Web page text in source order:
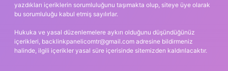
yazdıkları içeriklerin sorumluluğunu taşımakta olup, siteye üye olarak
bu sorumluluğu kabul etmiş sayılırlar.
Hukuka ve yasal düzenlemelere aykırı olduğunu düşündüğünüz
içerikleri, backlinkpanelicomtr@gmail.com adresine bildirmeniz
halinde, ilgili içerikler yasal süre içerisinde sitemizden kaldırılacaktır.